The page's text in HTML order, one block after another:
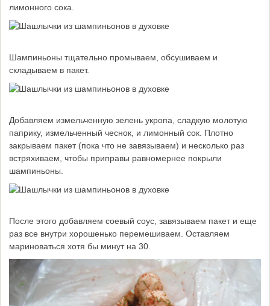
лимонного сока.
Шампиньоны тщательно промываем, обсушиваем и
складываем в пакет.
Добавляем измельченную зелень укропа, сладкую молотую
паприку, измельченный чеснок, и лимонный сок. Плотно
закрываем пакет (пока что не завязываем) и несколько раз
встряхиваем, чтобы приправы равномернее покрыли
шампиньоны.
После этого добавляем соевый соус, завязываем пакет и еще
раз все внутри хорошенько перемешиваем. Оставляем
мариноваться хотя бы минут на 30.